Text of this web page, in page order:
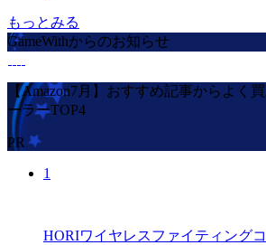
もっとみる
GameWithからのお知らせ
【Amazon7月】おすすめ記事からよく
ーラーTOP4
PR
1
HORIワイヤレスファイティング